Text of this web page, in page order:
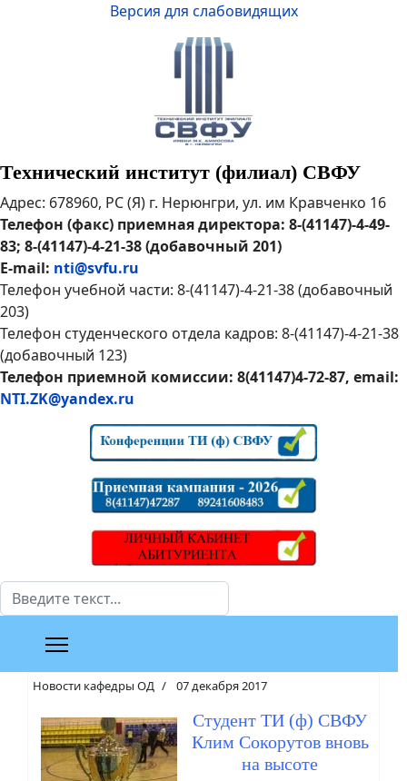
Версия для слабовидящих
Технический институт (филиал) СВФУ
Адрес: 678960, РС (Я) г. Нерюнгри, ул. им Кравченко 16
Телефон (факс) приемная директора: 8-(41147)-4-49-
83; 8-(41147)-4-21-38 (добавочный 201)
E-mail: nti@svfu.ru
Телефон учебной части: 8-(41147)-4-21-38 (добавочный
203)
Телефон студенческого отдела кадров: 8-(41147)-4-21-38
(добавочный 123)
Телефон приемной комиссии: 8(41147)4-72-87, email:
NTI.ZK@yandex.ru
Поиск
Новости кафедры ОД 07 декабря 2017
Студент ТИ (ф) СВФУ
Клим Сокорутов вновь
на высоте